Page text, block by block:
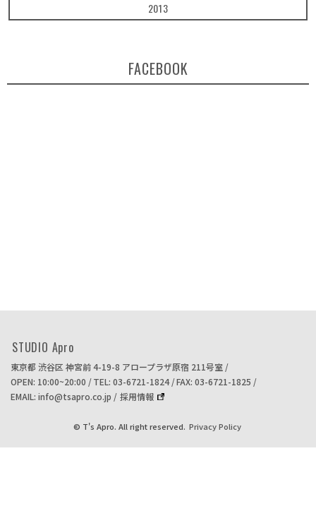
2013
FACEBOOK
STUDIO Apro
東京都 渋谷区 神宮前 4-19-8 アロープラザ原宿 211号室
OPEN: 10:00~20:00
TEL: 03-6721-1824 FAX: 03-6721-1825
EMAIL: info@tsapro.co.jp
採用情報
© T's Apro. All right reserved. Privacy Policy